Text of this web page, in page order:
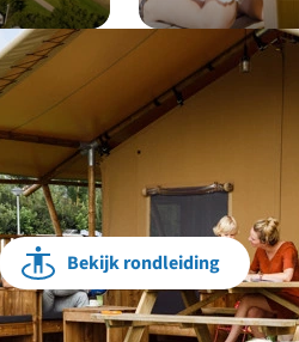
Bekijk rondleiding